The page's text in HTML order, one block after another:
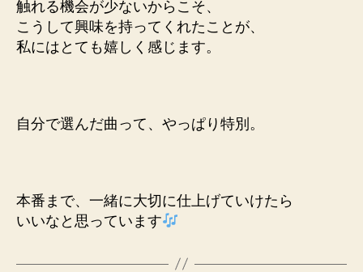
触れる機会が少ないからこそ、
こうして興味を持ってくれたことが、
私にはとても嬉しく感じます。
自分で選んだ曲って、やっぱり特別。
本番まで、一緒に大切に仕上げていけたら
いいなと思っています